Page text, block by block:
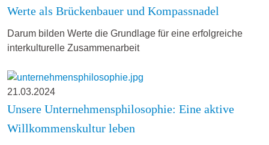
Werte als Brückenbauer und Kompassnadel
Darum bilden Werte die Grundlage für eine erfolgreiche
interkulturelle Zusammenarbeit
21.03.2024
Unsere Unternehmensphilosophie: Eine aktive
Willkommenskultur leben